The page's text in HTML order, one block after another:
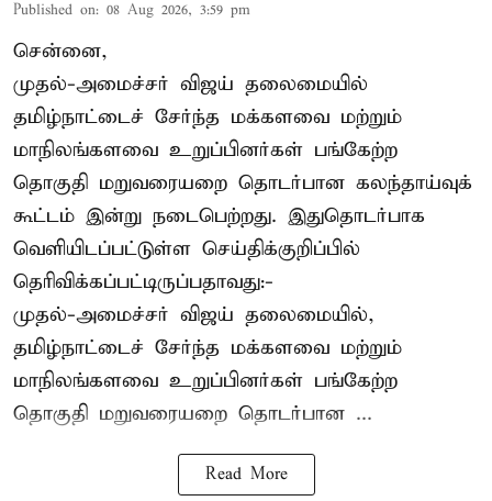
Published on: 08 Aug 2026, 3:59 pm
சென்னை,
முதல்-அமைச்சர் விஜய் தலைமையில்
தமிழ்நாட்டைச் சேர்ந்த மக்களவை மற்றும்
மாநிலங்களவை உறுப்பினர்கள் பங்கேற்ற
தொகுதி மறுவரையறை தொடர்பான கலந்தாய்வுக்
கூட்டம் இன்று நடைபெற்றது. இதுதொடர்பாக
வெளியிடப்பட்டுள்ள செய்திக்குறிப்பில்
தெரிவிக்கப்பட்டிருப்பதாவது:-
முதல்-அமைச்சர் விஜய் தலைமையில்,
தமிழ்நாட்டைச் சேர்ந்த மக்களவை மற்றும்
மாநிலங்களவை உறுப்பினர்கள் பங்கேற்ற
தொகுதி மறுவரையறை தொடர்பான ...
Read More